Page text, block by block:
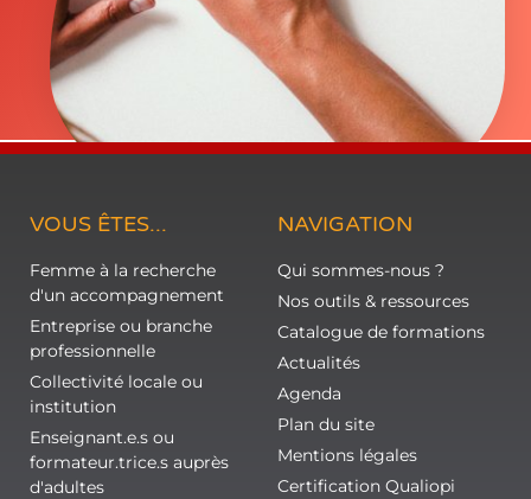
VOUS ÊTES...
Femme à la recherche
d'un accompagnement
Entreprise ou branche
professionnelle
Collectivité locale ou
institution
Enseignant.e.s ou
formateur.trice.s auprès
d'adultes
NAVIGATION
Qui sommes-nous ?
Nos outils & ressources
Catalogue de formations
Actualités
Agenda
Plan du site
Mentions légales
Certification Qualiopi